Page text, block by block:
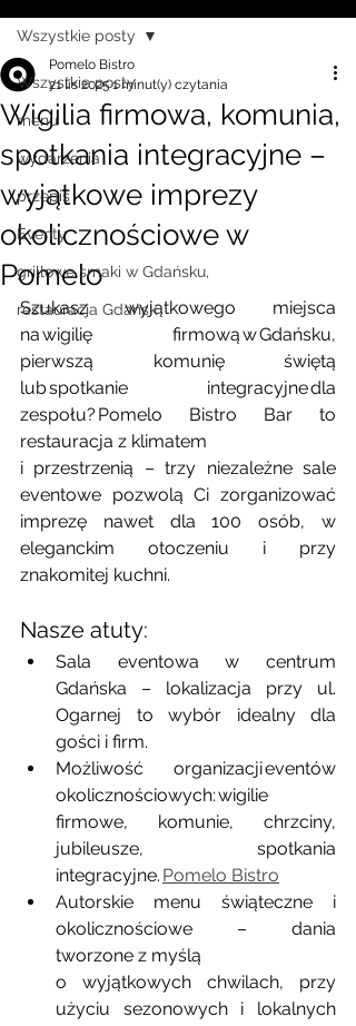
Wszystkie posty
menu
wydarzenia
przepis
Eventy
grillowe smaki w Gdańsku,
restauracja Gdańsk
Wszystkie posty
Wigilia firmowa, komunia,
spotkania integracyjne –
wyjątkowe imprezy
okolicznościowe w
Pomelo
Pomelo Bistro
21 lis 20251 minut(y) czytania
Szukasz wyjątkowego miejsca
na wigilię firmową w Gdańsku,
pierwszą komunię świętą
lub spotkanie integracyjne dla
zespołu? Pomelo Bistro Bar to
restauracja z klimatem
i przestrzenią – trzy niezależne sale
eventowe pozwolą Ci zorganizować
imprezę nawet dla 100 osób, w
eleganckim otoczeniu i przy
znakomitej kuchni.
Nasze atuty:
Sala eventowa w centrum
Gdańska – lokalizacja przy ul.
Ogarnej to wybór idealny dla
gości i firm.
Możliwość organizacji eventów
okolicznościowych: wigilie
firmowe, komunie, chrzciny,
jubileusze, spotkania
integracyjne. Pomelo Bistro
Autorskie menu świąteczne i
okolicznościowe – dania
tworzone z myślą
o wyjątkowych chwilach, przy
użyciu sezonowych i lokalnych